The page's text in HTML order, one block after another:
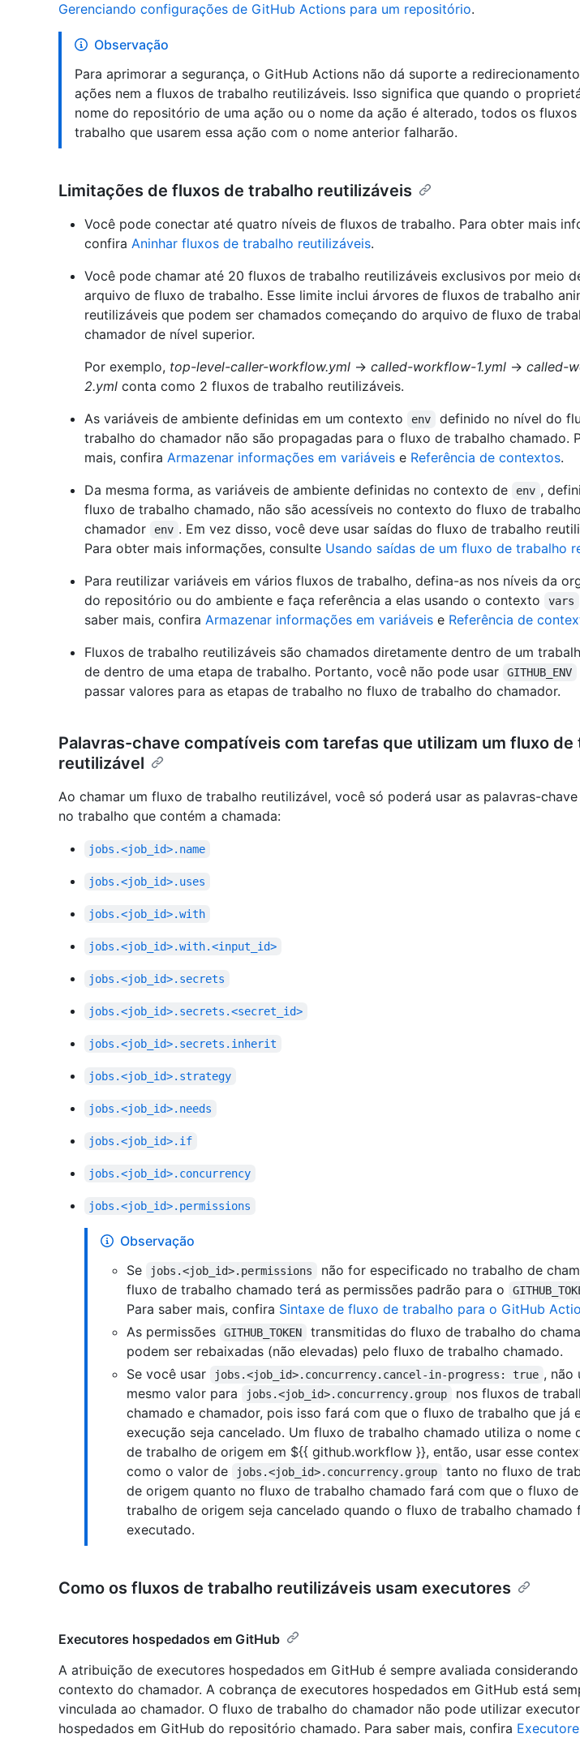
Gerenciando configurações de GitHub Actions para um repositório.
Observação
Para aprimorar a segurança, o GitHub Actions não dá suporte a
ações nem a fluxos de trabalho reutilizáveis. Isso significa que quando o
nome do repositório de uma ação ou o nome da ação é alterado, todos os fluxos
trabalho que usarem essa ação com o nome anterior falharão.
Limitações de fluxos de trabalho reutilizáveis
Você pode conectar até quatro níveis de fluxos de trabalho. Para obter mais
confira Aninhar fluxos de trabalho reutilizáveis.
Você pode chamar até 20 fluxos de trabalho reutilizáveis exclusivos por meio
arquivo de fluxo de trabalho. Esse limite inclui árvores de fluxos de trabalho
reutilizáveis que podem ser chamados começando do arquivo de fluxo de
chamador de nível superior.
Por exemplo, top-level-caller-workflow.yml → called-workflow-1.yml → called-
2.yml conta como 2 fluxos de trabalho reutilizáveis.
As variáveis de ambiente definidas em um contexto
env
definido no nível do
trabalho do chamador não são propagadas para o fluxo de trabalho chamado.
mais, confira Armazenar informações em variáveis e Referência de contextos.
Da mesma forma, as variáveis de ambiente definidas no contexto de
env ,
fluxo de trabalho chamado, não são acessíveis no contexto do fluxo de
chamador
env . Em vez disso, você deve usar saídas do fluxo de trabalho
Para obter mais informações, consulte Usando saídas de um fluxo de trabalho
Para reutilizar variáveis em vários fluxos de trabalho, defina-as nos níveis da
do repositório ou do ambiente e faça referência a elas usando o contexto
vars
saber mais, confira Armazenar informações em variáveis e Referência de
Fluxos de trabalho reutilizáveis são chamados diretamente dentro de um
de dentro de uma etapa de trabalho. Portanto, você não pode usar
GITHUB_ENV
passar valores para as etapas de trabalho no fluxo de trabalho do chamador.
Palavras-chave compatíveis com tarefas que utilizam um fluxo de
reutilizável
Ao chamar um fluxo de trabalho reutilizável, você só poderá usar as palavras-
no trabalho que contém a chamada:
jobs.<job_id>.name
jobs.<job_id>.uses
jobs.<job_id>.with
jobs.<job_id>.with.<input_id>
jobs.<job_id>.secrets
jobs.<job_id>.secrets.<secret_id>
jobs.<job_id>.secrets.inherit
jobs.<job_id>.strategy
jobs.<job_id>.needs
jobs.<job_id>.if
jobs.<job_id>.concurrency
jobs.<job_id>.permissions
Observação
Se
jobs.<job_id>.permissions
não for especificado no trabalho de
fluxo de trabalho chamado terá as permissões padrão para o
Para saber mais, confira Sintaxe de fluxo de trabalho para o GitHub
As permissões
GITHUB_TOKEN
transmitidas do fluxo de trabalho do
podem ser rebaixadas (não elevadas) pelo fluxo de trabalho chamado.
Se você usar
jobs.<job_id>.concurrency.cancel-in-progress: true , não
mesmo valor para
jobs.<job_id>.concurrency.group
nos fluxos de
chamado e chamador, pois isso fará com que o fluxo de trabalho que já
execução seja cancelado. Um fluxo de trabalho chamado utiliza o nome
de trabalho de origem em ${{ github.workflow }}, então, usar esse
como o valor de
jobs.<job_id>.concurrency.group
tanto no fluxo de
de origem quanto no fluxo de trabalho chamado fará com que o fluxo de
trabalho de origem seja cancelado quando o fluxo de trabalho chamado
executado.
Como os fluxos de trabalho reutilizáveis usam executores
Executores hospedados em GitHub
A atribuição de executores hospedados em GitHub é sempre avaliada
contexto do chamador. A cobrança de executores hospedados em GitHub está
vinculada ao chamador. O fluxo de trabalho do chamador não pode utilizar
hospedados em GitHub do repositório chamado. Para saber mais, confira